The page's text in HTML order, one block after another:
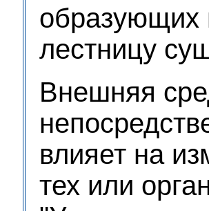
образующих
лестницу
Внешняя
влияет на
тех или